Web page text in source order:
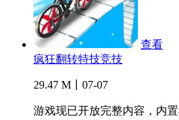
查看
疯狂翻转特技竞技
29.47 M丨07-07
游戏现已开放完整内容，内